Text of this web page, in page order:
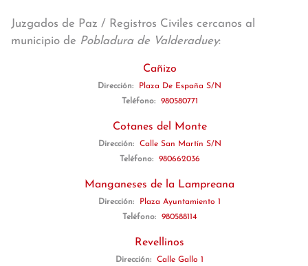
Juzgados de Paz / Registros Civiles cercanos al
municipio de Pobladura de Valderaduey:
Cañizo
Dirección:
Plaza De España S/N
Teléfono:
980580771
Cotanes del Monte
Dirección:
Calle San Martín S/N
Teléfono:
980662036
Manganeses de la Lampreana
Dirección:
Plaza Ayuntamiento 1
Teléfono:
980588114
Revellinos
Dirección:
Calle Gallo 1